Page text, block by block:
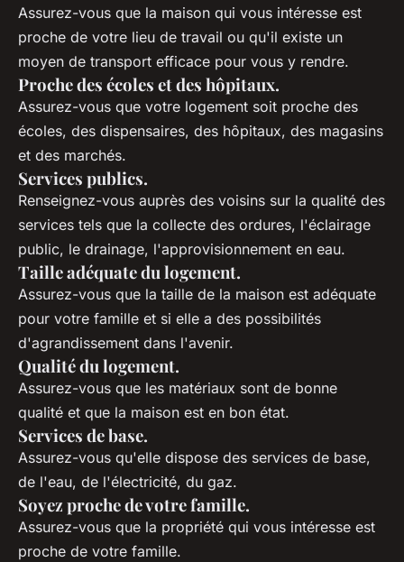
Assurez-vous que la maison qui vous intéresse est
proche de votre lieu de travail ou qu'il existe un
moyen de transport efficace pour vous y rendre.
Proche des écoles et des hôpitaux.
Assurez-vous que votre logement soit proche des
écoles, des dispensaires, des hôpitaux, des magasins
et des marchés.
Services publics.
Renseignez-vous auprès des voisins sur la qualité des
services tels que la collecte des ordures, l'éclairage
public, le drainage, l'approvisionnement en eau.
Taille adéquate du logement.
Assurez-vous que la taille de la maison est adéquate
pour votre famille et si elle a des possibilités
d'agrandissement dans l'avenir.
Qualité du logement.
Assurez-vous que les matériaux sont de bonne
qualité et que la maison est en bon état.
Services de base.
Assurez-vous qu'elle dispose des services de base,
de l'eau, de l'électricité, du gaz.
Soyez proche de votre famille.
Assurez-vous que la propriété qui vous intéresse est
proche de votre famille.